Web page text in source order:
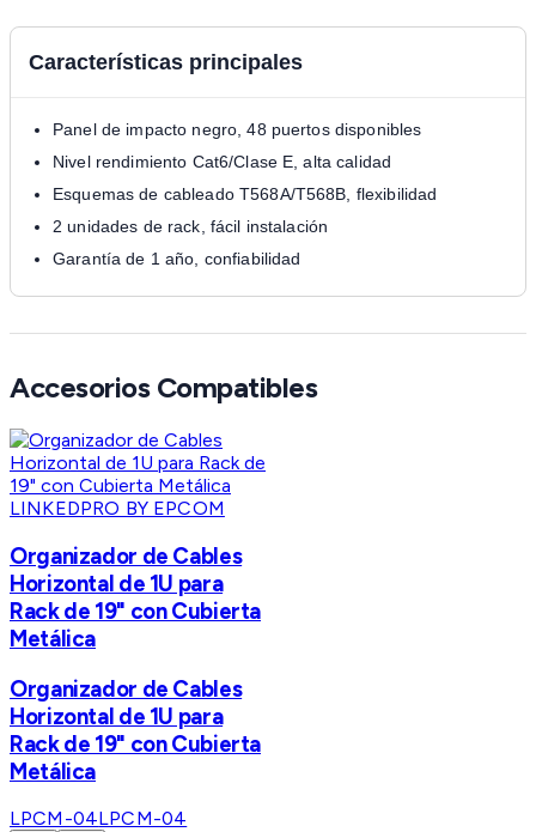
Características principales
Panel de impacto negro, 48 puertos disponibles
Nivel rendimiento Cat6/Clase E, alta calidad
Esquemas de cableado T568A/T568B, flexibilidad
2 unidades de rack, fácil instalación
Garantía de 1 año, confiabilidad
Accesorios Compatibles
LINKEDPRO BY EPCOM
Organizador de Cables
Horizontal de 1U para
Rack de 19" con Cubierta
Metálica
Organizador de Cables
Horizontal de 1U para
Rack de 19" con Cubierta
Metálica
LPCM-04LPCM-04